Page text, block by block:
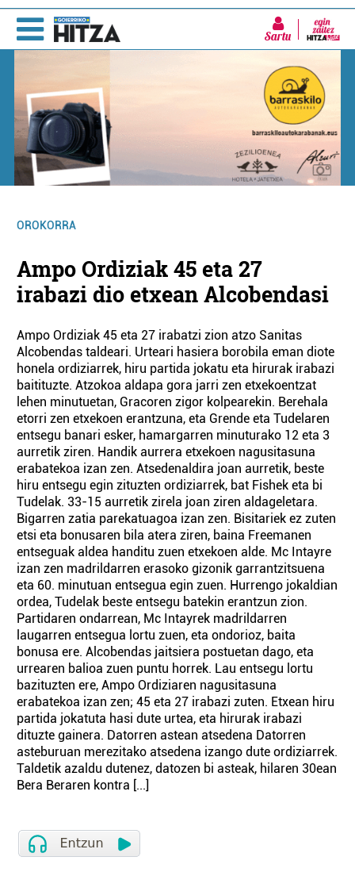
Sartu
OROKORRA
Ampo Ordiziak 45 eta 27
irabazi dio etxean Alcobendasi
Ampo Ordiziak 45 eta 27 irabatzi zion atzo Sanitas
Alcobendas taldeari. Urteari hasiera borobila eman diote
honela ordiziarrek, hiru partida jokatu eta hirurak irabazi
baitituzte. Atzokoa aldapa gora jarri zen etxekoentzat
lehen minutuetan, Gracoren zigor kolpearekin. Berehala
etorri zen etxekoen erantzuna, eta Grende eta Tudelaren
entsegu banari esker, hamargarren minuturako 12 eta 3
aurretik ziren. Handik aurrera etxekoen nagusitasuna
erabatekoa izan zen. Atsedenaldira joan aurretik, beste
hiru entsegu egin zituzten ordiziarrek, bat Fishek eta bi
Tudelak. 33-15 aurretik zirela joan ziren aldageletara.
Bigarren zatia parekatuagoa izan zen. Bisitariek ez zuten
etsi eta bonusaren bila atera ziren, baina Freemanen
entseguak aldea handitu zuen etxekoen alde. Mc Intayre
izan zen madrildarren erasoko gizonik garrantzitsuena
eta 60. minutuan entsegua egin zuen. Hurrengo jokaldian
ordea, Tudelak beste entsegu batekin erantzun zion.
Partidaren ondarrean, Mc Intayrek madrildarren
laugarren entsegua lortu zuen, eta ondorioz, baita
bonusa ere. Alcobendas jaitsiera postuetan dago, eta
urrearen balioa zuen puntu horrek. Lau entsegu lortu
bazituzten ere, Ampo Ordiziaren nagusitasuna
erabatekoa izan zen; 45 eta 27 irabazi zuten. Etxean hiru
partida jokatuta hasi dute urtea, eta hirurak irabazi
dituzte gainera. Datorren astean atsedena Datorren
asteburuan merezitako atsedena izango dute ordiziarrek.
Taldetik azaldu dutenez, datozen bi asteak, hilaren 30ean
Bera Beraren kontra [...]